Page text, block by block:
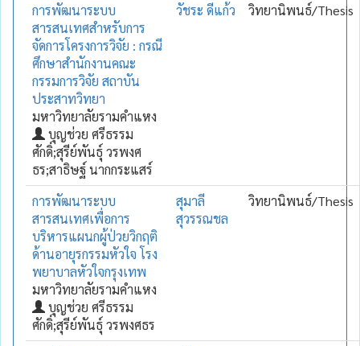
การพัฒนาระบบ
สารสนเทศสำหรับการ
จัดการโครงการวิจัย : กรณี
ศึกษาสำนักงานคณะ
กรรมการวิจัย สถาบัน
ประสาทวิทยา
มหาวิทยาลัยรามคำแหง
บุญช่วย ศรีธรรม
ศักดิ์;สุรีย์พันธุ์ วรพงศ
ธร;สาธิษฐ์ นากกระแสร์
วัชระ ดีแก้ว วิทยานิพนธ์/Thesis
การพัฒนาระบบ
สารสนเทศเพื่อการ
บริหารแผนกผู้ป่วยวิกฤติ
ด้านอายุรกรรมหัวใจ โรง
พยาบาลหัวใจกรุงเทพ
มหาวิทยาลัยรามคำแหง
บุญช่วย ศรีธรรม
ศักดิ์;สุรีย์พันธุ์ วรพงศธร
สุมาลี
สุวรรณชล
วิทยานิพนธ์/Thesis